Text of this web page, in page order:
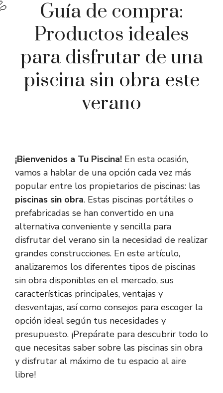
Guía de compra:
Productos ideales
para disfrutar de una
piscina sin obra este
verano
¡Bienvenidos a Tu Piscina! En esta ocasión,
vamos a hablar de una opción cada vez más
popular entre los propietarios de piscinas: las
piscinas sin obra. Estas piscinas portátiles o
prefabricadas se han convertido en una
alternativa conveniente y sencilla para
disfrutar del verano sin la necesidad de realizar
grandes construcciones. En este artículo,
analizaremos los diferentes tipos de piscinas
sin obra disponibles en el mercado, sus
características principales, ventajas y
desventajas, así como consejos para escoger la
opción ideal según tus necesidades y
presupuesto. ¡Prepárate para descubrir todo lo
que necesitas saber sobre las piscinas sin obra
y disfrutar al máximo de tu espacio al aire
libre!